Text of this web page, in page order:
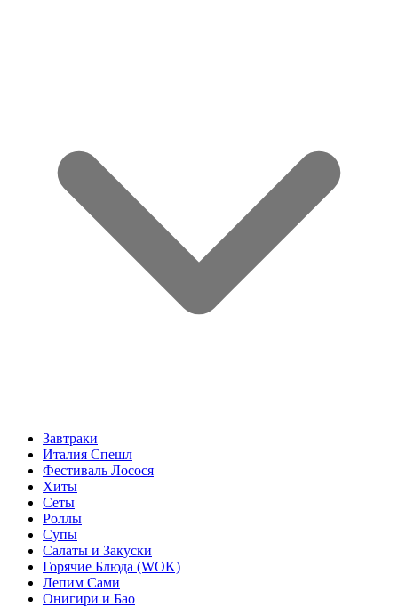
Завтраки
Италия Спешл
Фестиваль Лосося
Хиты
Сеты
Роллы
Супы
Салаты и Закуски
Горячие Блюда (WOK)
Лепим Сами
Онигири и Бао